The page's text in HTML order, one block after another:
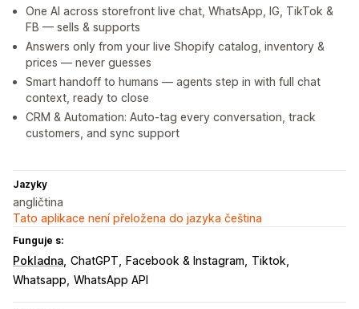
One AI across storefront live chat, WhatsApp, IG, TikTok &
FB — sells & supports
Answers only from your live Shopify catalog, inventory &
prices — never guesses
Smart handoff to humans — agents step in with full chat
context, ready to close
CRM & Automation: Auto-tag every conversation, track
customers, and sync support
Jazyky
angličtina
Tato aplikace není přeložena do jazyka čeština
Funguje s:
Pokladna ChatGPT Facebook & Instagram
Tiktok
Whatsapp WhatsApp API